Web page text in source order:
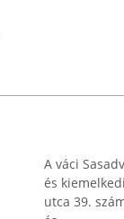
A váci
és
utca 39.